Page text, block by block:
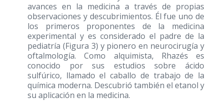
avances en la medicina a través de propias
observaciones y descubrimientos. Él fue uno de
los primeros proponentes de la medicina
experimental y es considerado el padre de la
pediatría (Figura 3) y pionero en neurocirugía y
oftalmología. Como alquimista, Rhazés es
conocido por sus estudios sobre ácido
sulfúrico, llamado el caballo de trabajo de la
química moderna. Descubrió también el etanol y
su aplicación en la medicina.